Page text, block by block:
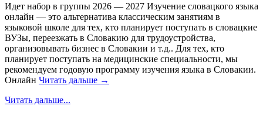
Идет набор в группы 2026 — 2027 Изучение словацкого языка
онлайн — это альтернатива классическим занятиям в
языковой школе для тех, кто планирует поступать в словацкие
ВУЗы, переезжать в Словакию для трудоустройства,
организовывать бизнес в Словакии и т.д.. Для тех, кто
планирует поступать на медицинские специальности, мы
рекомендуем годовую программу изучения языка в Словакии.
Онлайн Читать дальше →
Читать дальше...